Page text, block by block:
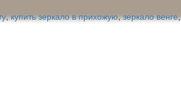
,купить зеркало в прихожую,зеркало венге,